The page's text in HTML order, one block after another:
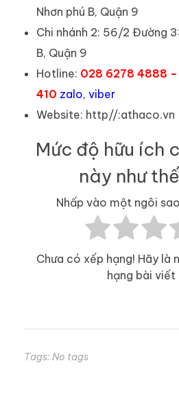
Nhơn phú B, Quận 9
Chi nhánh 2: 56/2 Đường
B, Quận 9
Hotline: 028 6278 4888
410 zalo, viber
Website: http//:athaco.vn
Mức độ hữu ích
này như
Nhấp vào một ngôi
Chưa có xếp hạng! Hãy là
hạng bài viết
Tags: No tags